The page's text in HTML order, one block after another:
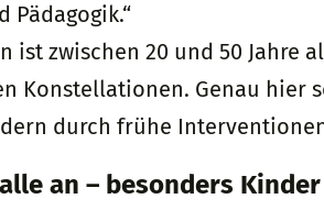
Pädagogik.“
ist zwischen 20 und 50 Jahre
Konstellationen. Genau hier
durch frühe
an – besonders